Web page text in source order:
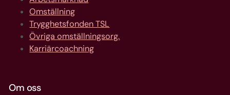
Omställning
Trygghetsfonden TSL
Övriga omställningsorg.
Karriärcoachning
Om oss